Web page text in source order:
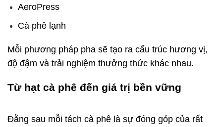
AeroPress
Cà phê lạnh
Mỗi phương pháp pha sẽ tạo ra cấu trúc hương vị,
độ đậm và trải nghiệm thưởng thức khác nhau.
Từ hạt cà phê đến giá trị bền vững
Đằng sau mỗi tách cà phê là sự đóng góp của rất